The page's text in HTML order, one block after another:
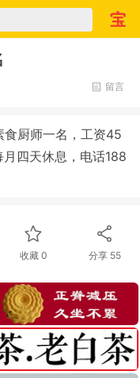
留言
食厨师一名，工资45
四天休息，电话188
收藏 0 分享 55